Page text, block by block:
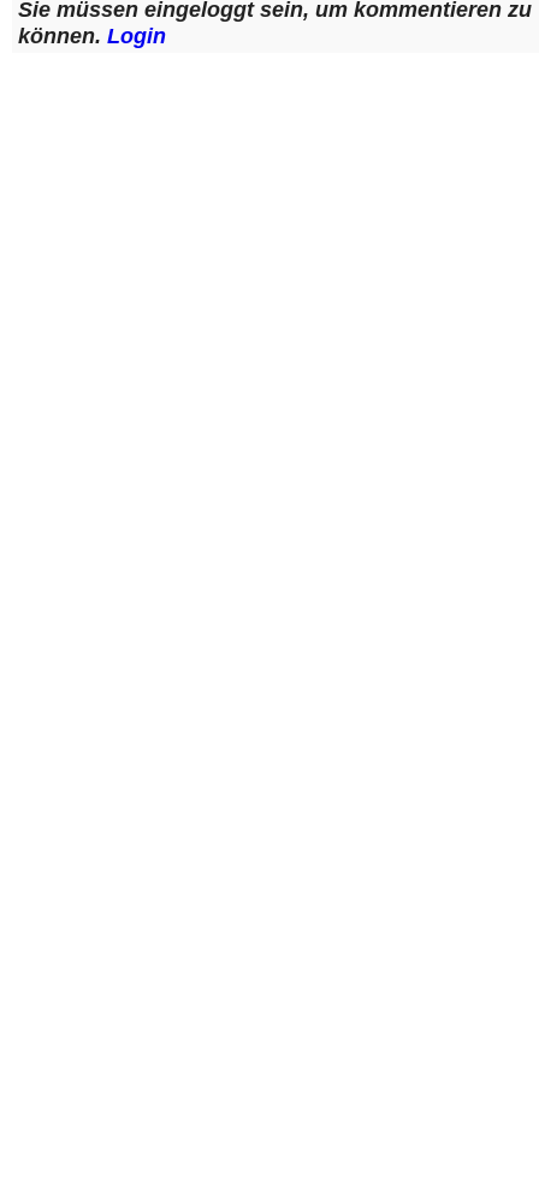
Sie müssen eingeloggt sein, um kommentieren zu
können. Login